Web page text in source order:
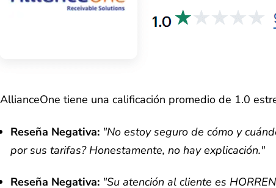
AllianceOne tiene una calificación promedio de 1.0
Reseña Negativa: "No estoy seguro de cómo y
por sus tarifas? Honestamente, no hay explicación."
Reseña Negativa: "Su atención al cliente es